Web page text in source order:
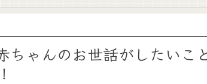
ちゃんのお世話がしたいこ